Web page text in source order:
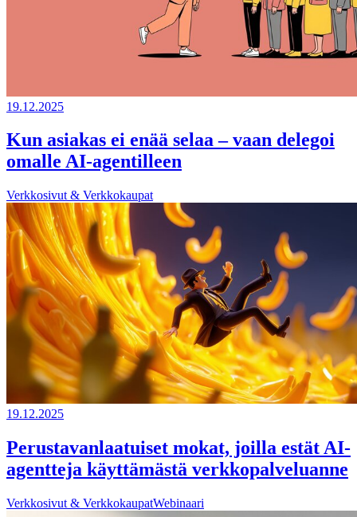
19.12.2025
Kun asiakas ei enää selaa – vaan delegoi
omalle AI-agentilleen
Verkkosivut & Verkkokaupat
19.12.2025
Perustavanlaatuiset mokat, joilla estät AI-
agentteja käyttämästä verkkopalveluanne
Verkkosivut & VerkkokaupatWebinaari